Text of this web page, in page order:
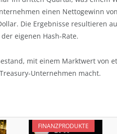
einen Nettogewinn
Die Ergebnisse resultieren
eigenen Hash-Rate.
mit einem Marktwert von
Unternehmen macht.
FINANZPRODUKTE